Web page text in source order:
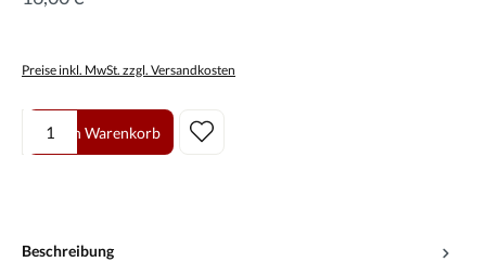
Preise inkl. MwSt. zzgl. Versandkosten
Produkt Anzahl: Gib den gewünschten Wert ein oder benutze die
In den Warenkorb
Beschreibung